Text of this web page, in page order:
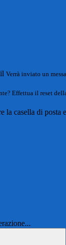
Verrà inviato un
Effettua il reset
la casella di posta